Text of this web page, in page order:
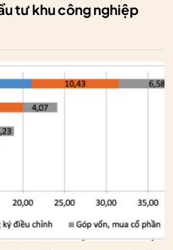
tư khu công nghiệp